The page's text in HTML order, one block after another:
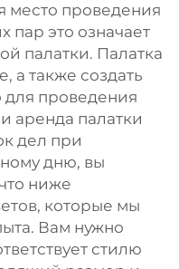
место проведения
пар это означает
палатки. Палатка
а также создать
для проведения
аренда палатки
дел при
дню, вы
ниже
которые мы
Вам нужно
стилю